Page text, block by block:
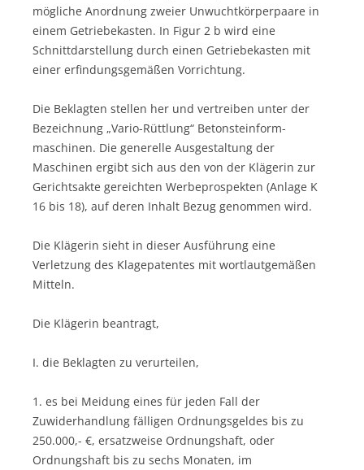
mögliche Anordnung zweier Unwuchtkörperpaare in
einem Getriebekasten. In Figur 2 b wird eine
Schnittdarstellung durch einen Getriebekasten mit
einer erfindungsgemäßen Vorrichtung.
Die Beklagten stellen her und vertreiben unter der
Bezeichnung „Vario-Rüttlung“ Betonstein­form­
maschinen. Die generelle Ausgestaltung der
Maschinen ergibt sich aus den von der Klägerin zur
Gerichtsakte gereichten Werbe­prospekten (Anlage K
16 bis 18), auf deren Inhalt Bezug genommen wird.
Die Klägerin sieht in dieser Ausführung eine
Verletzung des Klagepatentes mit wortlautgemäßen
Mitteln.
Die Klägerin beantragt,
I. die Beklagten zu verurteilen,
1. es bei Meidung eines für jeden Fall der
Zuwiderhandlung fälligen Ordnungsgeldes bis zu
250.000,- €, ersatzweise Ordnungshaft, oder
Ordnungshaft bis zu sechs Monaten, im